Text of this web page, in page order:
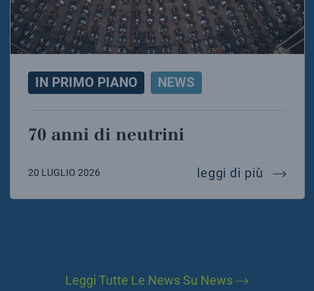
IN PRIMO PIANO NEWS
70 anni di neutrini
20 LUGLIO 2026 leggi di più 70
Leggi Tutte Le News Su News